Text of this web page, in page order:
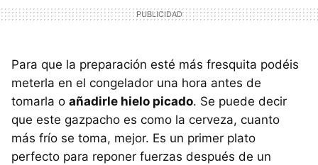
Para que la preparación esté más fresquita podéis
meterla en el congelador una hora antes de
tomarla o añadirle hielo picado. Se puede decir
que este gazpacho es como la cerveza, cuanto
más frío se toma, mejor. Es un primer plato
perfecto para reponer fuerzas después de un